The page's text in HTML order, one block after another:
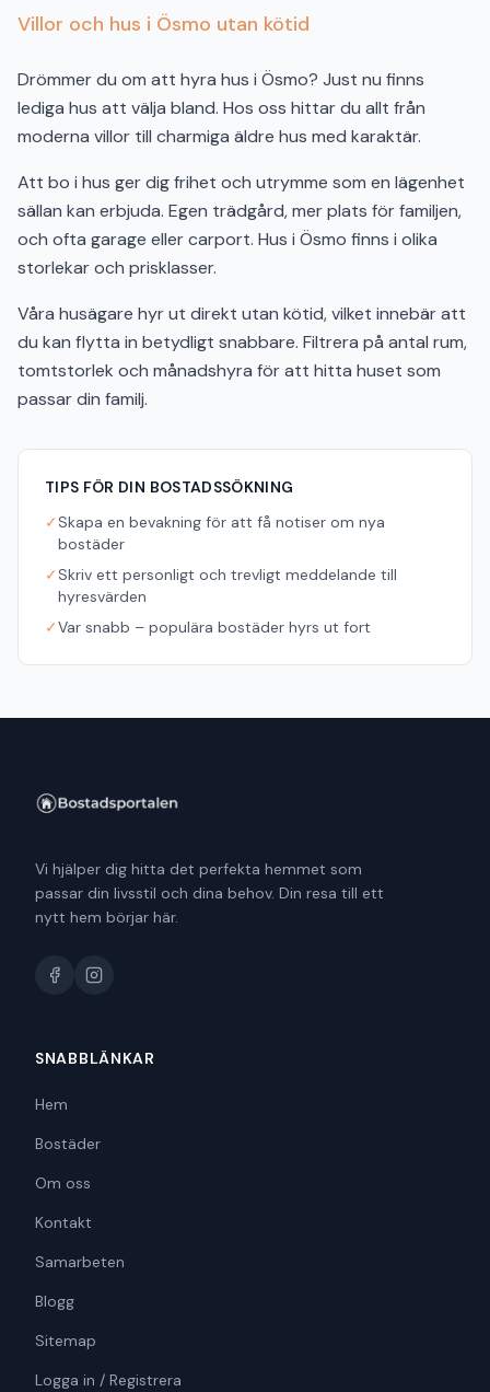
Villor och hus i Ösmo utan kötid
Drömmer du om att hyra hus i Ösmo? Just nu finns
lediga hus att välja bland. Hos oss hittar du allt från
moderna villor till charmiga äldre hus med karaktär.
Att bo i hus ger dig frihet och utrymme som en lägenhet
sällan kan erbjuda. Egen trädgård, mer plats för familjen,
och ofta garage eller carport. Hus i Ösmo finns i olika
storlekar och prisklasser.
Våra husägare hyr ut direkt utan kötid, vilket innebär att
du kan flytta in betydligt snabbare. Filtrera på antal rum,
tomtstorlek och månadshyra för att hitta huset som
passar din familj.
TIPS FÖR DIN BOSTADSSÖKNING
✓Skapa en bevakning för att få notiser om nya
bostäder
✓Skriv ett personligt och trevligt meddelande till
hyresvärden
✓Var snabb – populära bostäder hyrs ut fort
Vi hjälper dig hitta det perfekta hemmet som
passar din livsstil och dina behov. Din resa till ett
nytt hem börjar här.
SNABBLÄNKAR
Hem
Bostäder
Om oss
Kontakt
Samarbeten
Blogg
Sitemap
Logga in / Registrera